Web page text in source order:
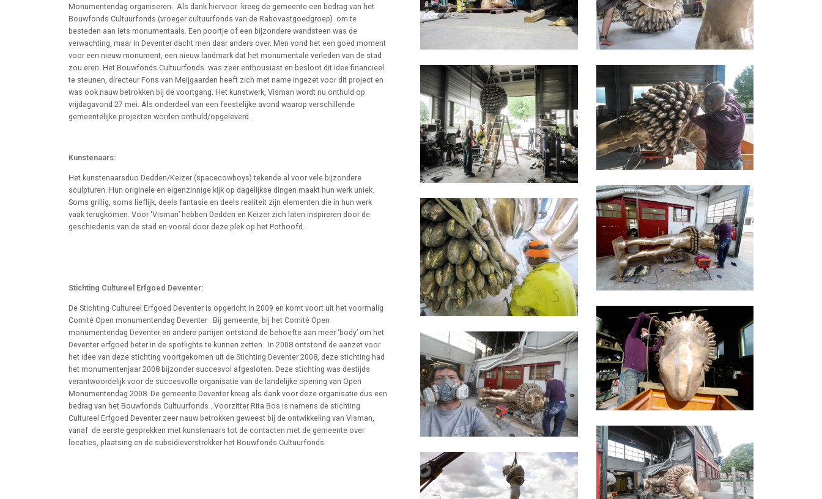
Monumentendag organiseren. Als dank hiervoor kreeg de gemeente een bedrag van het
Bouwfonds Cultuurfonds (vroeger cultuurfonds van de Rabovastgoedgroep) om te
besteden aan iets monumentaals. Een poortje of een bijzondere wandsteen was de
verwachting, maar in Deventer dacht men daar anders over. Men vond het een goed moment
voor een nieuw monument, een nieuw landmark dat het monumentale verleden van de stad
zou eren. Het Bouwfonds Cultuurfonds was zeer enthousiast en besloot dit idee financieel
te steunen, directeur Fons van Meijgaarden heeft zich met name ingezet voor dit project en
was ook nauw betrokken bij de voortgang. Het kunstwerk, Visman wordt nu onthuld op
vrijdagavond 27 mei. Als onderdeel van een feestelijke avond waarop verschillende
gemeentelijke projecten worden onthuld/opgeleverd.
Kunstenaars:
Het kunstenaarsduo Dedden/Keizer (spacecowboys) tekende al voor vele bijzondere
sculpturen. Hun originele en eigenzinnige kijk op dagelijkse dingen maakt hun werk uniek.
Soms grillig, soms lieflijk, deels fantasie en deels realiteit zijn elementen die in hun werk
vaak terugkomen. Voor ‘Visman’ hebben Dedden en Keizer zich laten inspireren door de
geschiedenis van de stad en vooral door deze plek op het Pothoofd.
Stichting Cultureel Erfgoed Deventer:
De Stichting Cultureel Erfgoed Deventer is opgericht in 2009 en komt voort uit het voormalig
Comité Open monumentendag Deventer . Bij gemeente, bij het Comité Open
monumentendag Deventer en andere partijen ontstond de behoefte aan meer ‘body’ om het
Deventer erfgoed beter in de spotlights te kunnen zetten. In 2008 ontstond de aanzet voor
het idee van deze stichting voortgekomen uit de Stichting Deventer 2008, deze stichting had
het monumentenjaar 2008 bijzonder succesvol afgesloten. Deze stichting was destijds
verantwoordelijk voor de succesvolle organisatie van de landelijke opening van Open
Monumentendag 2008. De gemeente Deventer kreeg als dank voor deze organisatie dus een
bedrag van het Bouwfonds Cultuurfonds . Voorzitter Rita Bos is namens de stichting
Cultureel Erfgoed Deventer zeer nauw betrokken geweest bij de ontwikkeling van Visman,
vanaf de eerste gesprekken met kunstenaars tot de contacten met de gemeente over
locaties, plaatsing en de subsidieverstrekker het Bouwfonds Cultuurfonds.